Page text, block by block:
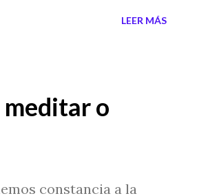
tener una pequeña
que siempre podrás
LEER MÁS
meditar o
constancia a la